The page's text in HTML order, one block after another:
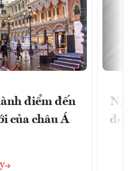
điểm đến
của châu Á
đổi